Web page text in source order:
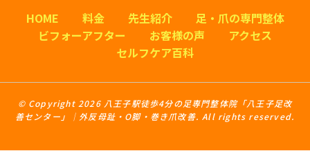
HOME 料金 先生紹介
足・爪の専門整体
ビフォーアフター
お客様の声
アクセス
セルフケア百科
© Copyright 2026 八王子駅徒歩4分の足専門整体院「八王子足改
善センター」｜外反母趾・O脚・巻き爪改善. All rights reserved.